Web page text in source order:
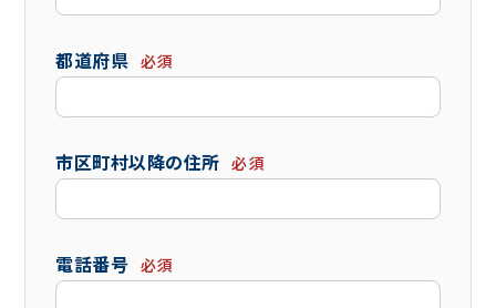
都道府県 必須
市区町村以降の住所 必須
電話番号 必須